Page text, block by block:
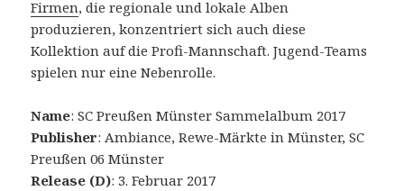
Firmen, die regionale und lokale Alben
produzieren, konzentriert sich auch diese
Kollektion auf die Profi-Mannschaft. Jugend-Teams
spielen nur eine Nebenrolle.
Name: SC Preußen Münster Sammelalbum 2017
Publisher: Ambiance, Rewe-Märkte in Münster, SC
Preußen 06 Münster
Release (D): 3. Februar 2017